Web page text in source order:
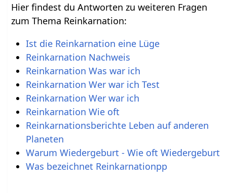
Hier findest du Antworten zu weiteren Fragen
zum Thema Reinkarnation:
Ist die Reinkarnation eine Lüge
Reinkarnation Nachweis
Reinkarnation Was war ich
Reinkarnation Wer war ich Test
Reinkarnation Wer war ich
Reinkarnation Wie oft
Reinkarnationsberichte Leben auf anderen
Planeten
Warum Wiedergeburt - Wie oft Wiedergeburt
Was bezeichnet Reinkarnationpp